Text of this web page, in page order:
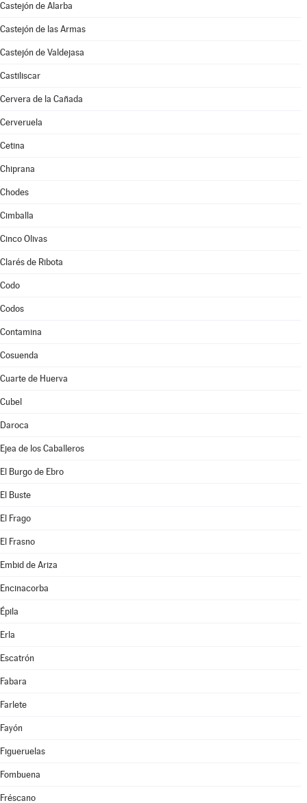
Castejón de Alarba
Castejón de las Armas
Castejón de Valdejasa
Castiliscar
Cervera de la Cañada
Cerveruela
Cetina
Chiprana
Chodes
Cimballa
Cinco Olivas
Clarés de Ribota
Codo
Codos
Contamina
Cosuenda
Cuarte de Huerva
Cubel
Daroca
Ejea de los Caballeros
El Burgo de Ebro
El Buste
El Frago
El Frasno
Embid de Ariza
Encinacorba
Épila
Erla
Escatrón
Fabara
Farlete
Fayón
Figueruelas
Fombuena
Fréscano